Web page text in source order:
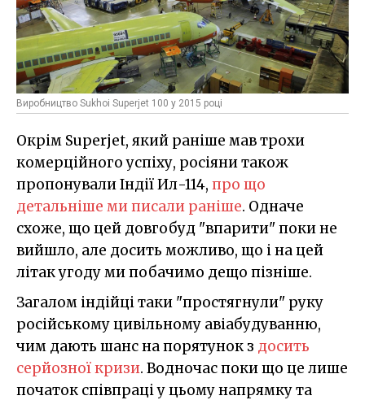
Виробництво Sukhoi Superjet 100 у 2015 році
Окрім Superjet, який раніше мав трохи
комерційного успіху, росіяни також
пропонували Індії Ил-114, про що
детальніше ми писали раніше. Одначе
схоже, що цей довгобуд "впарити" поки не
вийшло, але досить можливо, що і на цей
літак угоду ми побачимо дещо пізніше.
Загалом індійці таки "простягнули" руку
російському цивільному авіабудуванню,
чим дають шанс на порятунок з досить
серйозної кризи. Водночас поки що це лише
початок співпраці у цьому напрямку та